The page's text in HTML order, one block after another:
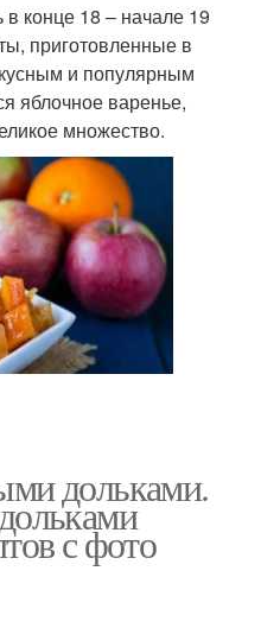
конце 18 – начале 19
приготовленные в
и популярным
яблочное варенье,
множество.
дольками.
с фото